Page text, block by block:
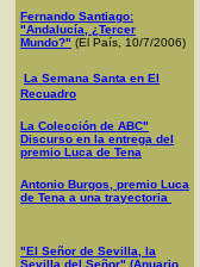
Fernando Santiago:
"Andalucía, ¿Tercer
Mundo?" (El País, 10/7/2006)
La Semana Santa en El
Recuadro
La Colección de ABC"
Discurso en la entrega del
premio Luca de Tena
Antonio Burgos, premio Luca
de Tena a una trayectoria
"El Señor de Sevilla, la
Sevilla del Señor" (Anuario